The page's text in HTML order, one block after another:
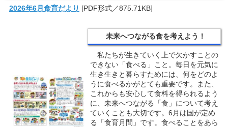
2026年6月食育だより [PDF形式／875.71KB]
未来へつながる食を考えよう！
私たちが生きていく上で欠かすことの
できない「食べる」こと。毎日を元気に
生き生きと暮らすためには、何をどのよ
うに食べるかがとても重要です。また、
これからも安心して食料を得られるよう
に、未来へつながる「食」について考え
ていくことも大切です。6月は国が定め
る「食育月間」です。食べることをあら